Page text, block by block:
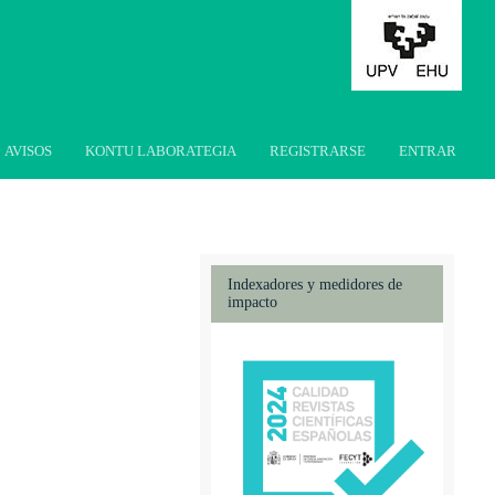
AVISOS KONTU LABORATEGIA REGISTRARSE ENTRAR
Indexadores y medidores de
impacto